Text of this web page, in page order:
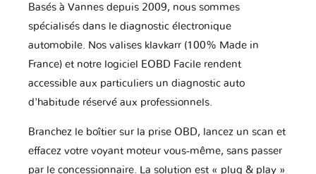
Basés à Vannes depuis 2009, nous sommes
spécialisés dans le diagnostic électronique
automobile. Nos valises klavkarr (100% Made in
France) et notre logiciel EOBD Facile rendent
accessible aux particuliers un diagnostic auto
d'habitude réservé aux professionnels.
Branchez le boîtier sur la prise OBD, lancez un scan et
effacez votre voyant moteur vous-même, sans passer
par le concessionnaire. La solution est « plug & play »